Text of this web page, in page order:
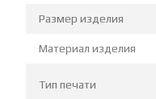
Размер изделия
Материал изделия
Тип печати